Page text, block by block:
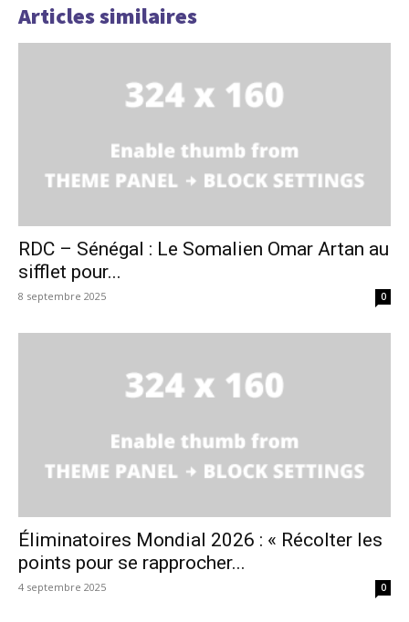
Articles similaires
RDC – Sénégal : Le Somalien Omar Artan au
sifflet pour...
8 septembre 2025 0
Éliminatoires Mondial 2026 : « Récolter les
points pour se rapprocher...
4 septembre 2025 0